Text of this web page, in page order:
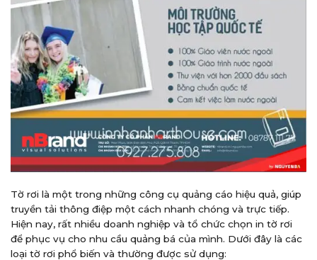
Tờ rơi là một trong những công cụ quảng cáo hiệu quả, giúp
truyền tải thông điệp một cách nhanh chóng và trực tiếp.
Hiện nay, rất nhiều doanh nghiệp và tổ chức chọn in tờ rơi
để phục vụ cho nhu cầu quảng bá của mình. Dưới đây là các
loại tờ rơi phổ biến và thường được sử dụng: